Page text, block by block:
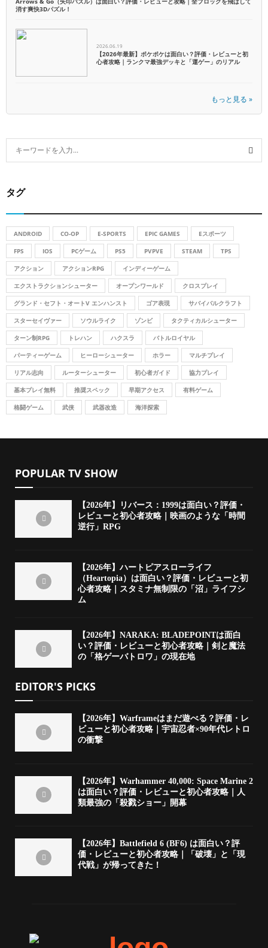
消す爽快3Dパズル！
2026.06.19
【2026年最新】ポケポケは面白い？評価・レビューと初
心者攻略｜ランクマ最強デッキと「運ゲー」のリアル
もっと見る »
c
r
:
H
タグ
ANDROID CO-OP E-SPORTS EPIC GAMES Eスポーツ
FPS IOS PCゲーム PS5 PVPVE STEAM TPS
アクション アクションRPG インディーゲーム
エクストラクションシューター オープンワールド クロスプレイ
グランド・セフト・オートV エンハンスト ゴア表現 サバイバルクラフト
スターセイヴァー ソウルライク ゾンビ タクティカルシューター
ターン制RPG トレハン ハクスラ バトルロイヤル
パーティーゲーム ヒーローシューター ホラー マルチプレイ
リアル志向 ルーターシューター 初心者ガイド 協力プレイ
基本プレイ無料 推奨スペック 早期アクセス 有料ゲーム
格闘ゲーム 武侠 武器改造 海洋探索
POPULAR TV SHOW
【2026年】リバース：1999は面白い？評価・
レビューと初心者攻略｜映画のような「時間
逆行」RPG
【2026年】ハートピアスローライフ
（Heartopia）は面白い？評価・レビューと初
心者攻略｜スタミナ無制限の「沼」ライフシ
ム
【2026年】NARAKA: BLADEPOINTは面白
い？評価・レビューと初心者攻略｜剣と魔法
の「格ゲーバトロワ」の現在地
EDITOR'S PICKS
【2026年】Warframeはまだ遊べる？評価・レ
ビューと初心者攻略｜宇宙忍者×90年代レトロ
の衝撃
【2026年】Warhammer 40,000: Space Marine 2
は面白い？評価・レビューと初心者攻略｜人
類最強の「殺戮ショー」開幕
【2026年】Battlefield 6 (BF6) は面白い？評
価・レビューと初心者攻略｜「破壊」と「現
代戦」が帰ってきた！